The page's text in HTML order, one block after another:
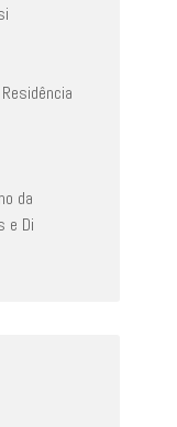
da
e Di